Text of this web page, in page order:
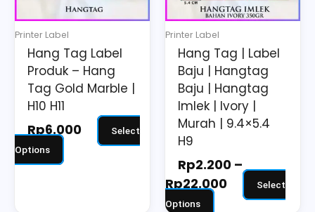
Printer Label
Hang Tag Label
Produk – Hang
Tag Gold Marble |
H10 H11
Rp6.000
Select
Options
options
be
chosen
on
the
product
page
Printer Label
Hang Tag | Label
Baju | Hangtag
Baju | Hangtag
Imlek | Ivory |
Murah | 9.4×5.4
H9
Rp2.200 –
Rp22.000
Select
Options
options
be
chosen
on
the
product